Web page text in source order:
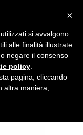
×
si avvalgono
alle finalità illustrate
negare il consenso
policy
pagina, cliccando
altra maniera,